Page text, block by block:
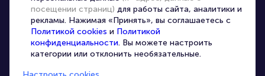
Главная | Другие страны
посещении страниц) для работы сайта, аналитики и
рекламы. Нажимая «Принять», вы соглашаетесь с
Политикой cookies и Политикой
конфиденциальности. Вы можете настроить
категории или отклонить необязательные.